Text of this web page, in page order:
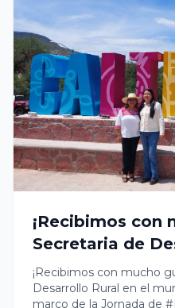
¡Recibimos con
Secretaria de
el municipio de
¡Recibimos con mucho
Desarrollo Rural en el
marco de la Jornada de